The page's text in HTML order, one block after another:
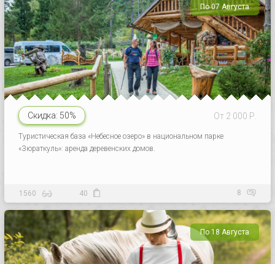
По 07 Августа
Скидка: 50% От 2 000 Р.
Туристическая база «Небесное озеро» в национальном парке
«Зюраткуль»: аренда деревенских домов.
1560 40 8
По 18 Августа